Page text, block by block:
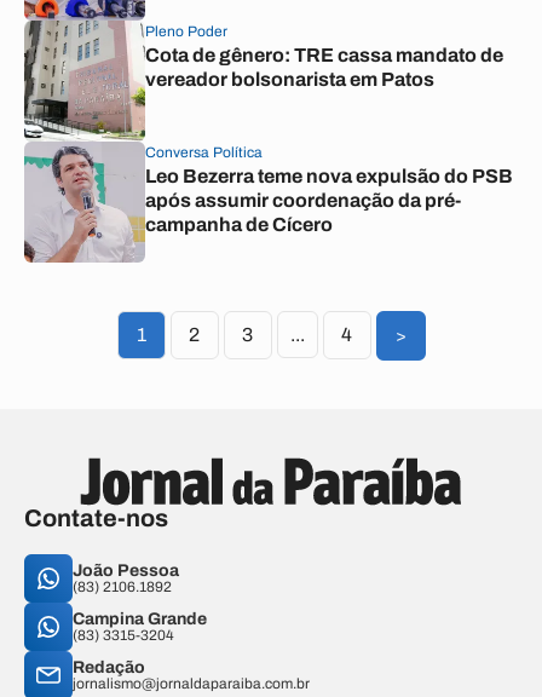
Pleno Poder
Cota de gênero: TRE cassa mandato de
vereador bolsonarista em Patos
Conversa Política
Leo Bezerra teme nova expulsão do PSB
após assumir coordenação da pré-
campanha de Cícero
1 2 3 ... 4 >
Contate-nos
João Pessoa
(83) 2106.1892
Campina Grande
(83) 3315-3204
Redação
jornalismo@jornaldaparaiba.com.br